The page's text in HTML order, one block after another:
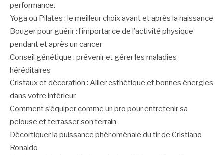
performance.
Yoga ou Pilates : le meilleur choix avant et après la naissance
Bouger pour guérir : l’importance de l’activité physique
pendant et après un cancer
Conseil génétique : prévenir et gérer les maladies
héréditaires
Cristaux et décoration : Allier esthétique et bonnes énergies
dans votre intérieur
Comment s’équiper comme un pro pour entretenir sa
pelouse et terrasser son terrain
Décortiquer la puissance phénoménale du tir de Cristiano
Ronaldo